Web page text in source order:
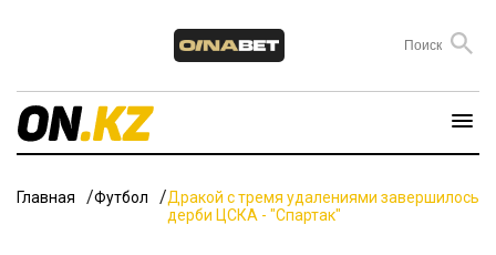
Главная Футбол
Дракой с тремя удалениями завершилось
дерби ЦСКА - "Спартак"